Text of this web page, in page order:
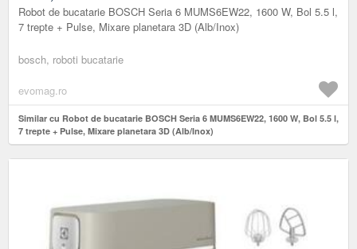
Robot de bucatarie BOSCH Seria 6 MUMS6EW22, 1600 W, Bol 5.5 l,
7 trepte + Pulse, Mixare planetara 3D (Alb/Inox)
bosch, roboti bucatarie
evomag.ro
Similar cu Robot de bucatarie BOSCH Seria 6 MUMS6EW22, 1600 W, Bol 5.5 l,
7 trepte + Pulse, Mixare planetara 3D (Alb/Inox)